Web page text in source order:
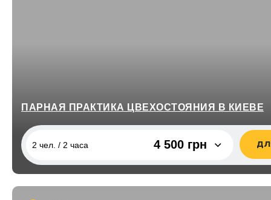
ПАРНАЯ ПРАКТИКА ЦВЕХОСТОЯНИЯ В КИЕВЕ
2 чел. / 2 часа 4 500 грн